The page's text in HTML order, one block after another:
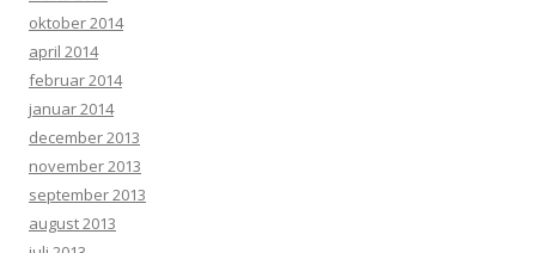
oktober 2014
april 2014
februar 2014
januar 2014
december 2013
november 2013
september 2013
august 2013